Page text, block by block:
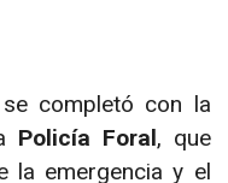
completó con la
Policía Foral, que
la emergencia y el